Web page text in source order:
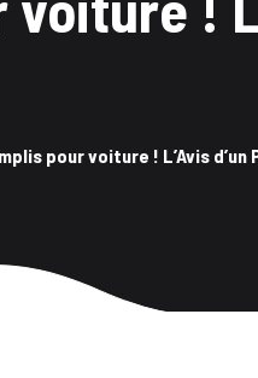
pour voiture ! L’Avis d’un